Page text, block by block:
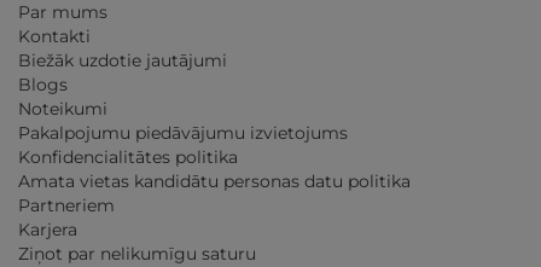
Par mums
Kontakti
Biežāk uzdotie jautājumi
Blogs
Noteikumi
Pakalpojumu piedāvājumu izvietojums
Konfidencialitātes politika
Amata vietas kandidātu personas datu politika
Partneriem
Karjera
Ziņot par nelikumīgu saturu